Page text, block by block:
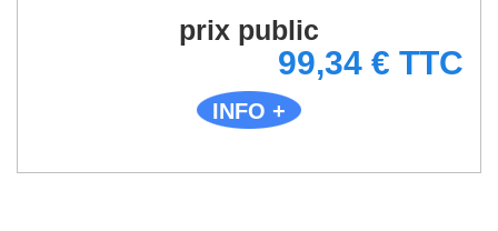
prix public
99,34 € TTC
INFO +